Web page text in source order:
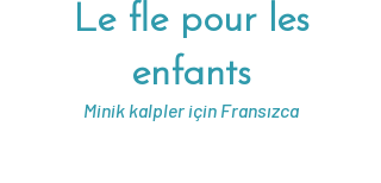
Le fle pour les
enfants
Minik kalpler için Fransızca